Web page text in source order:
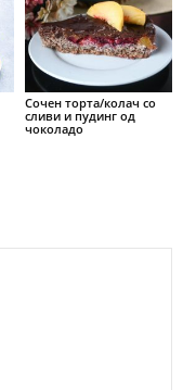
Сочен торта/колач со
сливи и пудинг од
чоколадо